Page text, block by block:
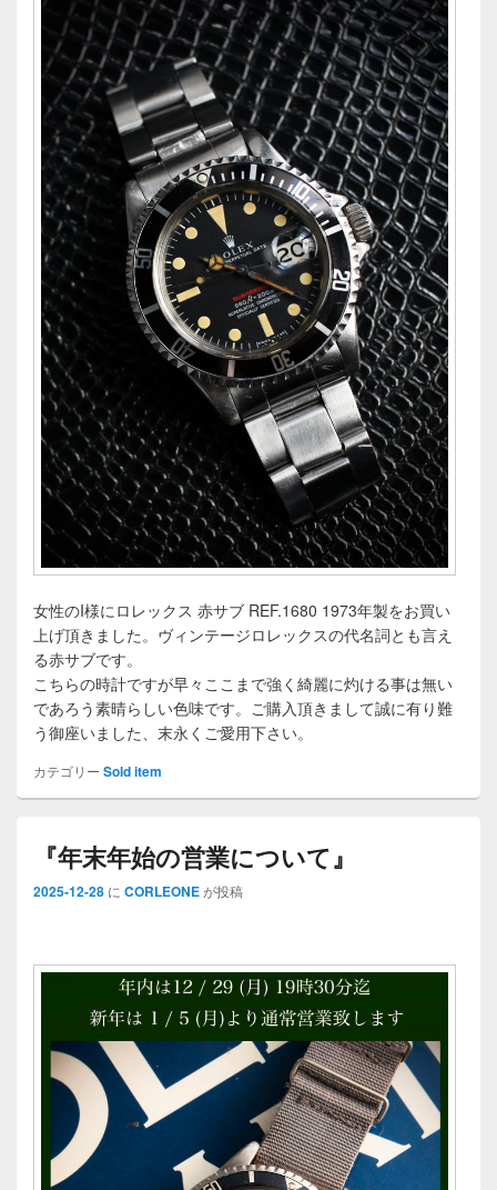
女性のI様にロレックス 赤サブ REF.1680 1973年製をお買い
上げ頂きました。ヴィンテージロレックスの代名詞とも言え
る赤サブです。
こちらの時計ですが早々ここまで強く綺麗に灼ける事は無い
であろう素晴らしい色味です。ご購入頂きまして誠に有り難
う御座いました、末永くご愛用下さい。
カテゴリー Sold item
『年末年始の営業について』
2025-12-28 に CORLEONEが投稿